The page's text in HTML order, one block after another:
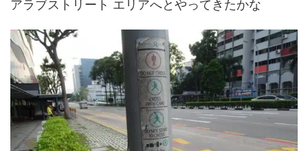
アラブストリート エリアへとやってきたかな